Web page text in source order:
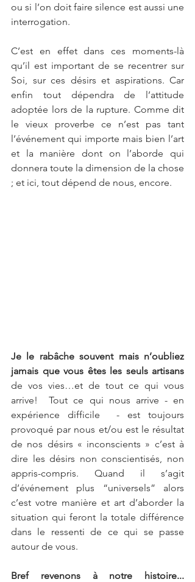
ou si l’on doit faire silence est aussi une
interrogation.
C’est en effet dans ces moments-là
qu’il est important de se recentrer sur
Soi, sur ces désirs et aspirations. Car
enfin tout dépendra de l’attitude
adoptée lors de la rupture. Comme dit
le vieux proverbe ce n’est pas tant
l’événement qui importe mais bien l’art
et la manière dont on l’aborde qui
donnera toute la dimension de la chose
; et ici, tout dépend de nous, encore.
Je le rabâche souvent mais n’oubliez
de vos vies…et de tout ce qui vous
arrive!  Tout ce qui nous arrive - en
expérience difficile  - est toujours
provoqué par nous et/ou est le résultat
de nos désirs « inconscients » c’est à
dire les désirs non conscientisés, non
appris-compris. Quand il s’agit
d’événement plus “universels” alors
c’est votre manière et art d’aborder la
situation qui feront la totale différence
dans le ressenti de ce qui se passe
autour de vous.
Bref revenons à notre histoire...